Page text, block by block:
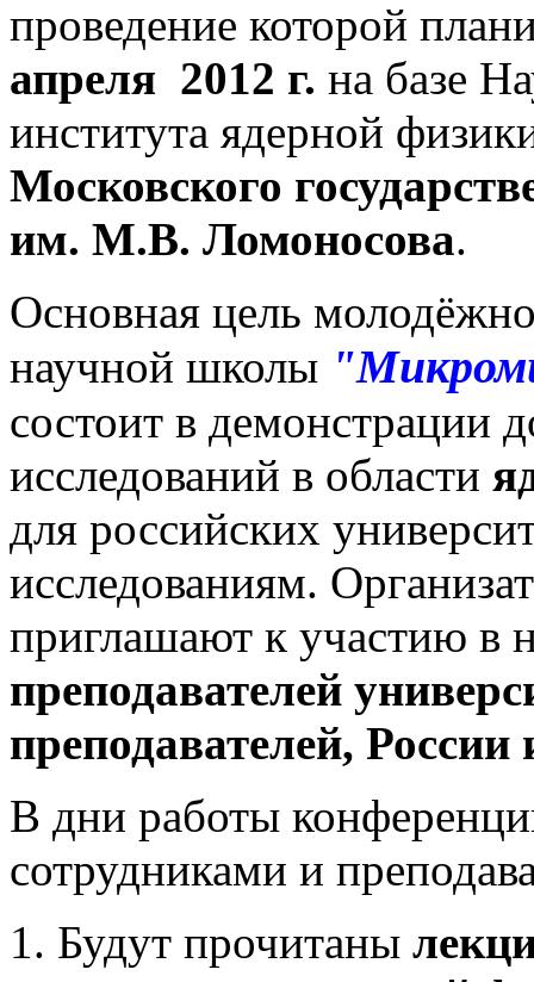
проведение которой
апреля 2012 г. на базе
института ядерной
Московского
им. М.В. Ломоносова.
Основная цель
научной школы
состоит в демонстрации
исследований в области
для российских
исследованиям.
приглашают к участию в
преподавателей
преподавателей, России
В дни работы
сотрудниками и
1. Будут прочитаны